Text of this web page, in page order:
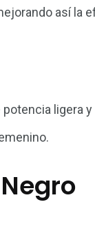
así la
ligera